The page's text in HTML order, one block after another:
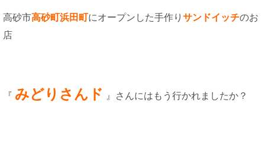
高砂市高砂町浜田町にオープンした手作り サンドイッチのお
店
『 みどりさんド 』さんにはもう行かれましたか？